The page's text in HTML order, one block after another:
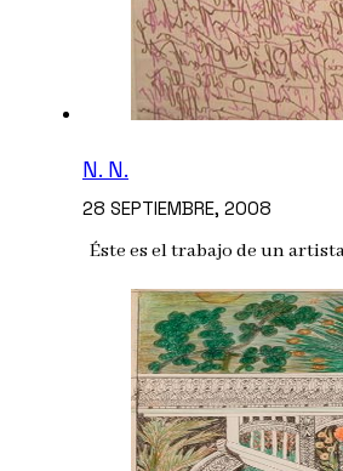
N. N.
28 SEPTIEMBRE, 2008
Éste es el trabajo de un